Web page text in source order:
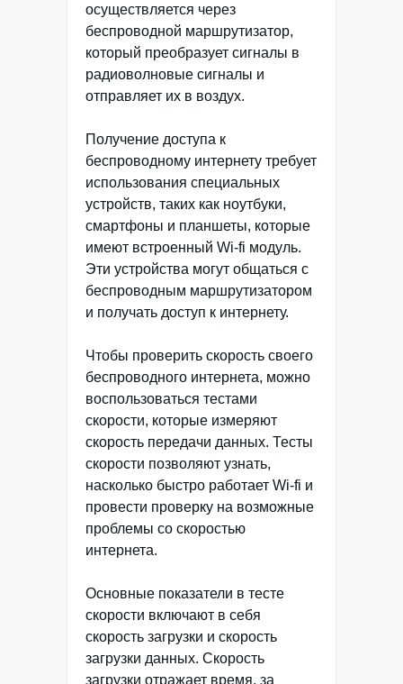
осуществляется через
беспроводной маршрутизатор,
который преобразует сигналы в
радиоволновые сигналы и
отправляет их в воздух.
Получение доступа к
беспроводному интернету требует
использования специальных
устройств, таких как ноутбуки,
смартфоны и планшеты, которые
имеют встроенный Wi-fi модуль.
Эти устройства могут общаться с
беспроводным маршрутизатором
и получать доступ к интернету.
Чтобы проверить скорость своего
беспроводного интернета, можно
воспользоваться тестами
скорости, которые измеряют
скорость передачи данных. Тесты
скорости позволяют узнать,
насколько быстро работает Wi-fi и
провести проверку на возможные
проблемы со скоростью
интернета.
Основные показатели в тесте
скорости включают в себя
скорость загрузки и скорость
загрузки данных. Скорость
загрузки отражает время, за